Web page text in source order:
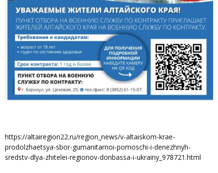
https://altairegion22.ru/region_news/v-altaiskom-krae-
prodolzhaetsya-sbor-gumanitarnoi-pomoschi-i-denezhnyh-
sredstv-dlya-zhitelei-regionov-donbassa-i-ukrainy_978721.html